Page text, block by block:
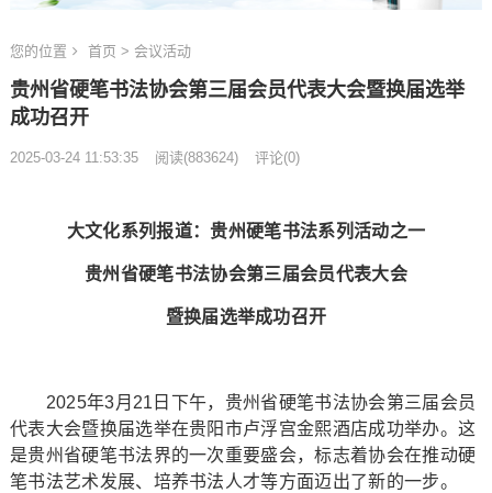
您的位置 首页 > 会议活动
贵州省硬笔书法协会第三届会员代表大会暨换届选举
成功召开
2025-03-24 11:53:35 阅读(883624) 评论(0)
大文化系列报道：贵州硬笔书法系列活动之一
贵州省硬笔书法协会第三届会员代表大会
暨换届选举成功召开
2025年3月21日下午，贵州省硬笔书法协会第三届会员
代表大会暨换届选举在贵阳市卢浮宫金熙酒店成功举办。这
是贵州省硬笔书法界的一次重要盛会，标志着协会在推动硬
笔书法艺术发展、培养书法人才等方面迈出了新的一步。